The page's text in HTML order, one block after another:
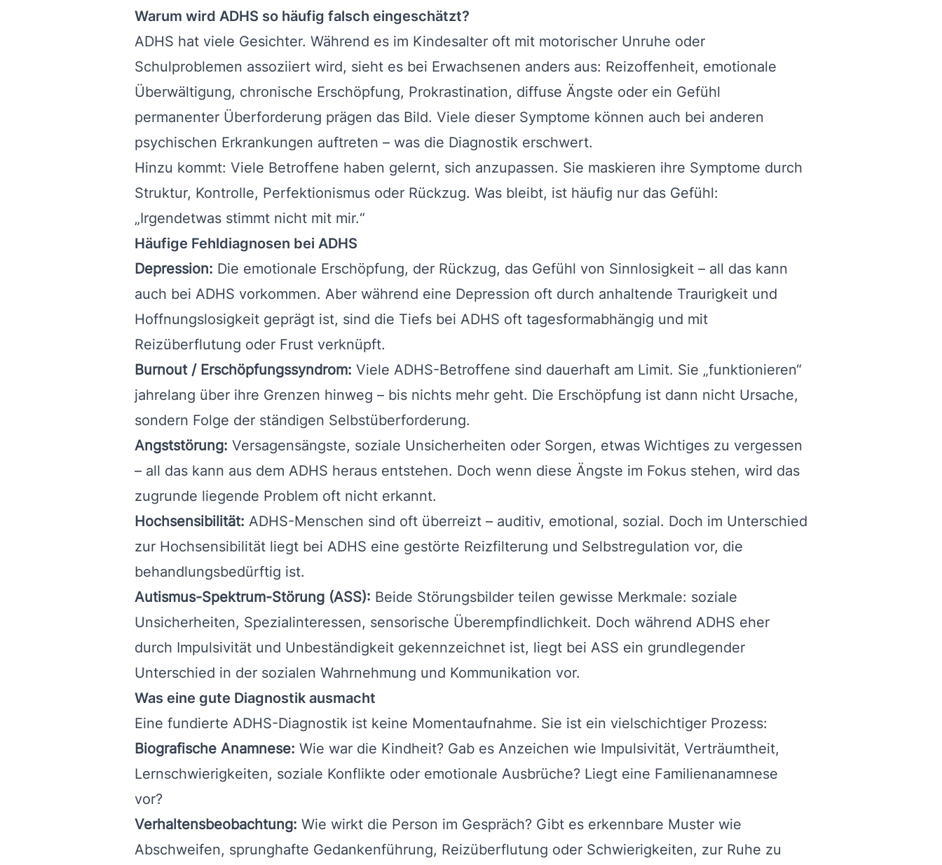
Warum wird ADHS so häufig falsch eingeschätzt?
ADHS hat viele Gesichter. Während es im Kindesalter oft mit motorischer Unruhe oder
Schulproblemen assoziiert wird, sieht es bei Erwachsenen anders aus: Reizoffenheit, emotionale
Überwältigung, chronische Erschöpfung, Prokrastination, diffuse Ängste oder ein Gefühl
permanenter Überforderung prägen das Bild. Viele dieser Symptome können auch bei anderen
psychischen Erkrankungen auftreten – was die Diagnostik erschwert.
Hinzu kommt: Viele Betroffene haben gelernt, sich anzupassen. Sie maskieren ihre Symptome durch
Struktur, Kontrolle, Perfektionismus oder Rückzug. Was bleibt, ist häufig nur das Gefühl:
„Irgendetwas stimmt nicht mit mir.“
Häufige Fehldiagnosen bei ADHS
Depression: Die emotionale Erschöpfung, der Rückzug, das Gefühl von Sinnlosigkeit – all das kann
auch bei ADHS vorkommen. Aber während eine Depression oft durch anhaltende Traurigkeit und
Hoffnungslosigkeit geprägt ist, sind die Tiefs bei ADHS oft tagesformabhängig und mit
Reizüberflutung oder Frust verknüpft.
Burnout / Erschöpfungssyndrom: Viele ADHS-Betroffene sind dauerhaft am Limit. Sie „funktionieren“
jahrelang über ihre Grenzen hinweg – bis nichts mehr geht. Die Erschöpfung ist dann nicht Ursache,
sondern Folge der ständigen Selbstüberforderung.
Angststörung: Versagensängste, soziale Unsicherheiten oder Sorgen, etwas Wichtiges zu vergessen
– all das kann aus dem ADHS heraus entstehen. Doch wenn diese Ängste im Fokus stehen, wird das
zugrunde liegende Problem oft nicht erkannt.
Hochsensibilität: ADHS-Menschen sind oft überreizt – auditiv, emotional, sozial. Doch im Unterschied
zur Hochsensibilität liegt bei ADHS eine gestörte Reizfilterung und Selbstregulation vor, die
behandlungsbedürftig ist.
Autismus-Spektrum-Störung (ASS): Beide Störungsbilder teilen gewisse Merkmale: soziale
Unsicherheiten, Spezialinteressen, sensorische Überempfindlichkeit. Doch während ADHS eher
durch Impulsivität und Unbeständigkeit gekennzeichnet ist, liegt bei ASS ein grundlegender
Unterschied in der sozialen Wahrnehmung und Kommunikation vor.
Was eine gute Diagnostik ausmacht
Eine fundierte ADHS-Diagnostik ist keine Momentaufnahme. Sie ist ein vielschichtiger Prozess:
Biografische Anamnese: Wie war die Kindheit? Gab es Anzeichen wie Impulsivität, Verträumtheit,
Lernschwierigkeiten, soziale Konflikte oder emotionale Ausbrüche? Liegt eine Familienanamnese
vor?
Verhaltensbeobachtung: Wie wirkt die Person im Gespräch? Gibt es erkennbare Muster wie
Abschweifen, sprunghafte Gedankenführung, Reizüberflutung oder Schwierigkeiten, zur Ruhe zu